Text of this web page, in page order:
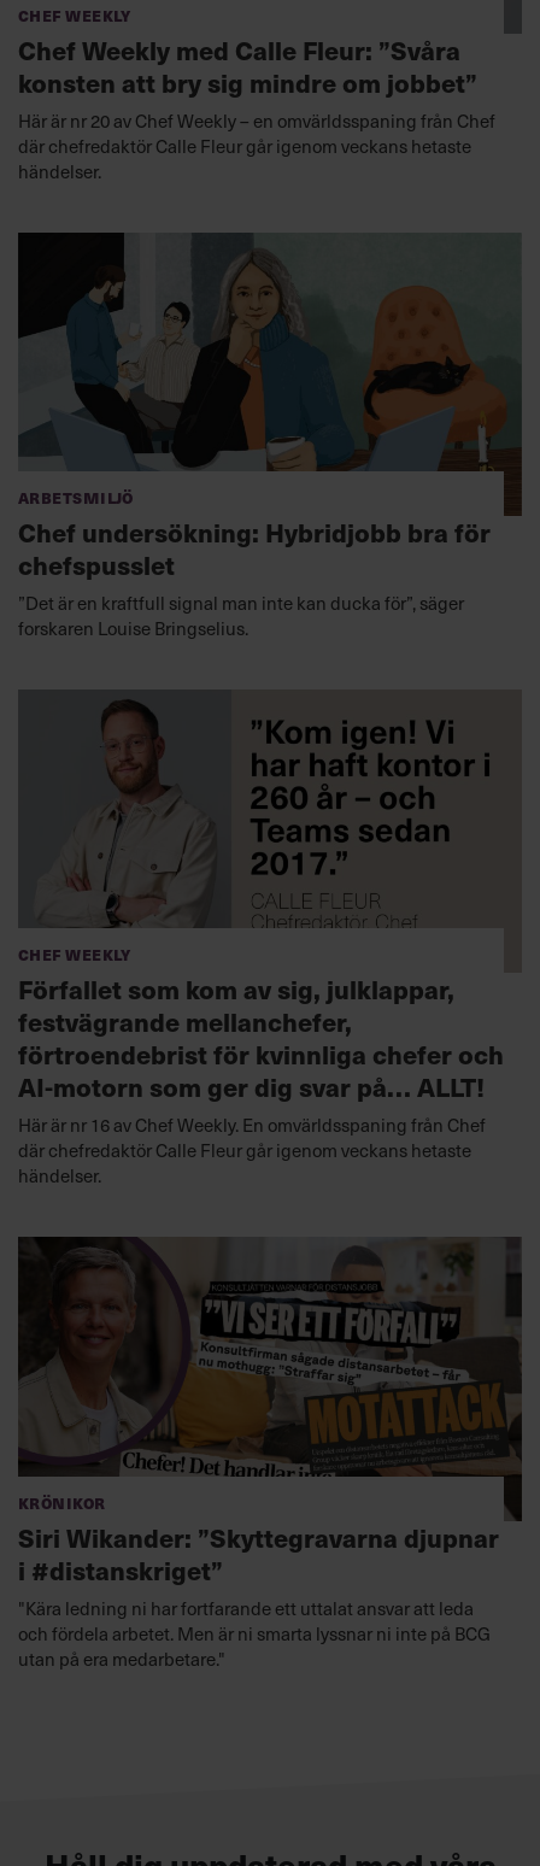
Chef Weekly
Chef Weekly med Calle Fleur: ”Svåra
konsten att bry sig mindre om jobbet”
Här är nr 20 av Chef Weekly – en omvärldsspaning från Chef
där chefredaktör Calle Fleur går igenom veckans hetaste
händelser.
Arbetsmiljö
Chef undersökning: Hybridjobb bra för
chefspusslet
”Det är en kraftfull signal man inte kan ducka för”, säger
forskaren Louise Bringselius.
Chef Weekly
Förfallet som kom av sig, julklappar,
festvägrande mellanchefer,
förtroendebrist för kvinnliga chefer och
AI-motorn som ger dig svar på… ALLT!
Här är nr 16 av Chef Weekly. En omvärldsspaning från Chef
där chefredaktör Calle Fleur går igenom veckans hetaste
händelser.
Krönikor
Siri Wikander: ”Skyttegravarna djupnar
i #distanskriget”
"Kära ledning ni har fortfarande ett uttalat ansvar att leda
och fördela arbetet. Men är ni smarta lyssnar ni inte på BCG
utan på era medarbetare."